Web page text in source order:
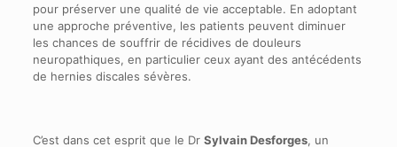
pour préserver une qualité de vie acceptable. En adoptant
une approche préventive, les patients peuvent diminuer
les chances de souffrir de récidives de douleurs
neuropathiques, en particulier ceux ayant des antécédents
de hernies discales sévères.
C’est dans cet esprit que le Dr Sylvain Desforges, un